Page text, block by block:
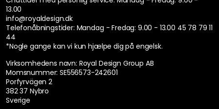
13.00
info@royaldesign.dk
Telefonåbningstider: Mandag - Fredag: 9.00 - 13.00 45 78 79 11
44
*Nogle gange kan vi kun hjælpe dig på engelsk.
Virksomhedens navn: Royal Design Group AB
Momsnummer: SE556573-242601
Porfyrvägen 2
382 37 Nybro
Sverige